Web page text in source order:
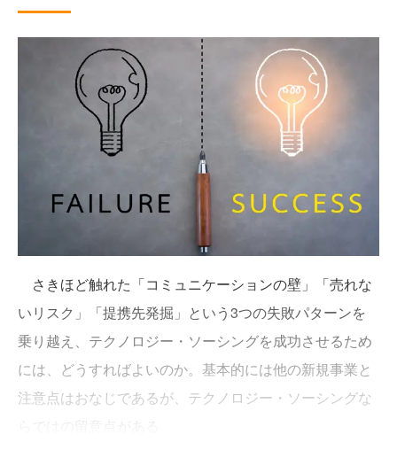
さきほど触れた「コミュニケーションの壁」「売れな
いリスク」「提携先発掘」という3つの失敗パターンを
乗り越え、テクノロジー・ソーシングを成功させるため
には、どうすればよいのか。基本的には他の新規事業と
注意点はおなじであるが、テクノロジー・ソーシングな